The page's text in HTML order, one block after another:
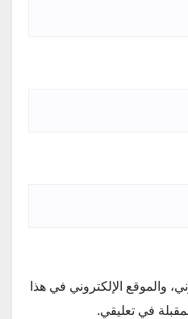
والموقع الإلكتروني في هذا
في تعليقي.